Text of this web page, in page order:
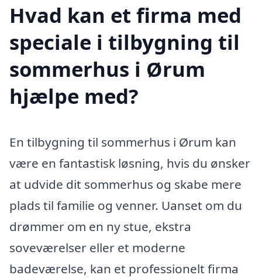
Hvad kan et firma med
speciale i tilbygning til
sommerhus i Ørum
hjælpe med?
En tilbygning til sommerhus i Ørum kan
være en fantastisk løsning, hvis du ønsker
at udvide dit sommerhus og skabe mere
plads til familie og venner. Uanset om du
drømmer om en ny stue, ekstra
soveværelser eller et moderne
badeværelse, kan et professionelt firma